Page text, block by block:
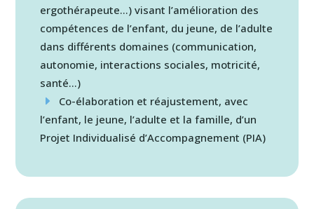
ergothérapeute…) visant l’amélioration des
compétences de l’enfant, du jeune, de l’adulte
dans différents domaines (communication,
autonomie, interactions sociales, motricité,
santé…)
Co-élaboration et réajustement, avec
l’enfant, le jeune, l’adulte et la famille, d’un
Projet Individualisé d’Accompagnement (PIA)